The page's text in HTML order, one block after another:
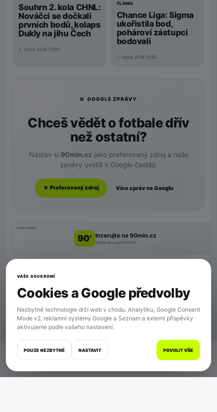
Souhrn 2. kola CHNL:
Nováčci se dočkali
prvních bodů, kolaps
Dukly na jihu Čech
3. srpna 2026 12:00
ČLÁNEK
Chance Liga: Sigma
ukořistila bod,
pohároví zástupci
bodovali
2. srpna 2026 21:53
G GOOGLE ZPRÁVY
Chceš vědět o fotbale dřív
než ostatní?
Nastav si 90min.cz jako preferovaný zdroj a naše
zprávy uvidíš v Googlu častěji.
★ Preferovaný zdroj Více zpráv na Googlu
REKLAMA
90’ Inzerujte na 90min.cz
Reklama a partnerství
SOUKROMÍ
VAŠE SOUKROMÍ
Cookies a Google předvolby
Nezbytné technologie drží web v chodu. Analytiku, Google Consent
Mode v2, reklamní systémy Google a Seznam a externí příspěvky
aktivujeme podle vašeho nastavení.
POUZE NEZBYTNÉ NASTAVIT POVOLIT VŠE